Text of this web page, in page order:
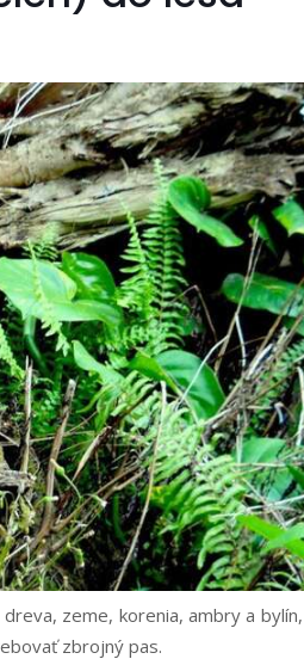
zeme, korenia, ambry a bylín,
zbrojný pas.